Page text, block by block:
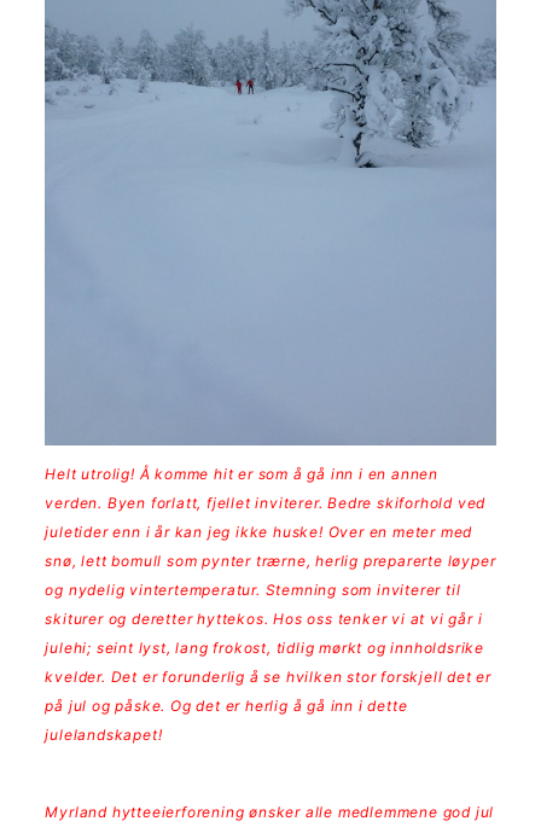
Helt utrolig! Å komme hit er som å gå inn i en annen
verden. Byen forlatt, fjellet inviterer. Bedre skiforhold ved
juletider enn i år kan jeg ikke huske! Over en meter med
snø, lett bomull som pynter trærne, herlig preparerte løyper
og nydelig vintertemperatur. Stemning som inviterer til
skiturer og deretter hyttekos. Hos oss tenker vi at vi går i
julehi; seint lyst, lang frokost, tidlig mørkt og innholdsrike
kvelder. Det er forunderlig å se hvilken stor forskjell det er
på jul og påske. Og det er herlig å gå inn i dette
julelandskapet!
Myrland hytteeierforening ønsker alle medlemmene god jul